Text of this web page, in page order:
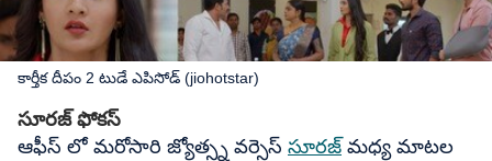
కార్తీక దీపం 2 టుడే ఎపిసోడ్ (jiohotstar)
సూరజ్ ఫోకస్
ఆఫీస్ లో మరోసారి జ్యోత్స్న వర్సెస్ సూరజ్ మధ్య మాటల